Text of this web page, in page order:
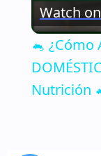
Watch on
🐁 ¿Cómo
Nutrición